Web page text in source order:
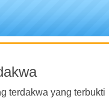
terdakwa yang terbukti